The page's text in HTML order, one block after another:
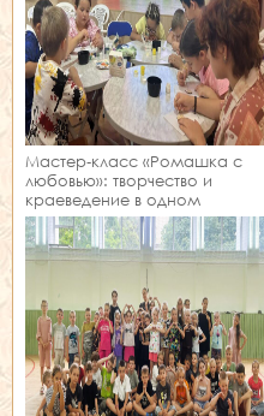
Мастер‑класс «Ромашка с
любовью»: творчество и
краеведение в одном
занятии!